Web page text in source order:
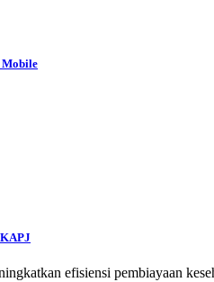
Mobile
efisiensi pembiayaan